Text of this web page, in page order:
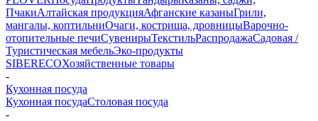
ПчакиАлтайская продукцияАфганские казаныГрили,
мангалы, коптильниОчаги, кострища, дровницыВарочно-
отопительные печиСувенирыТекстильРаспродажаСадовая /
Туристическая мебельЭко-продукты
SIBERECOХозяйственные товары
-
Кухонная посуда
Кухонная посудаСтоловая посуда
-